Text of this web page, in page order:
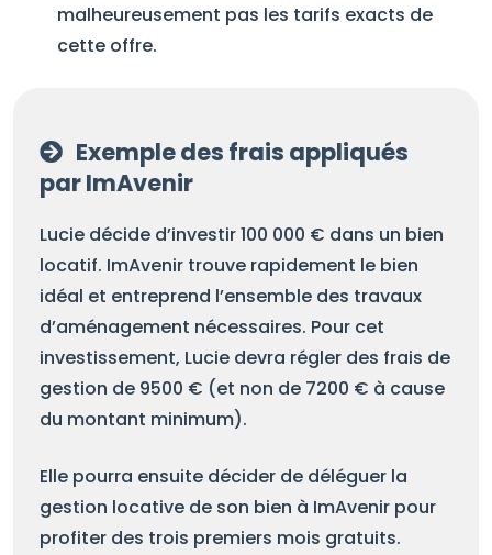
malheureusement pas les tarifs exacts de
cette offre.
Exemple des frais appliqués
par ImAvenir
Lucie décide d’investir 100 000 € dans un bien
locatif. ImAvenir trouve rapidement le bien
idéal et entreprend l’ensemble des travaux
d’aménagement nécessaires. Pour cet
investissement, Lucie devra régler des frais de
gestion de 9500 € (et non de 7200 € à cause
du montant minimum).
Elle pourra ensuite décider de déléguer la
gestion locative de son bien à ImAvenir pour
profiter des trois premiers mois gratuits.